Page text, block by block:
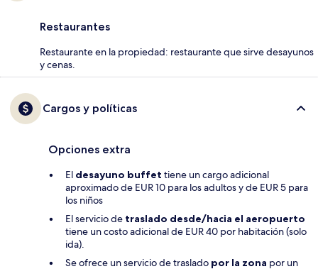
Restaurantes
Restaurante en la propiedad: restaurante que sirve desayunos
y cenas.
Cargos y políticas
Opciones extra
El desayuno buffet tiene un cargo adicional
aproximado de EUR 10 para los adultos y de EUR 5 para
los niños
El servicio de traslado desde/hacia el aeropuerto
tiene un costo adicional de EUR 40 por habitación (solo
ida).
Se ofrece un servicio de traslado por la zona por un